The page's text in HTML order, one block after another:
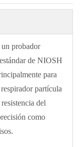
un probador
de NIOSH
para
partícula
del
como